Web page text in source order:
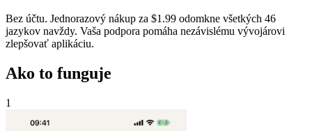
Bez účtu. Jednorazový nákup za $1.99 odomkne všetkých 46
jazykov navždy. Vaša podpora pomáha nezávislému vývojárovi
zlepšovať aplikáciu.
Ako to funguje
1